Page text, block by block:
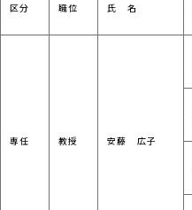
区分 職位 氏 名
専任 教授 安藤 広子